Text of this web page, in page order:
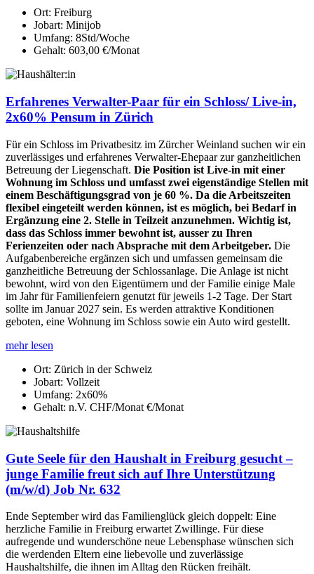
Ort: Freiburg
Jobart: Minijob
Umfang: 8Std/Woche
Gehalt: 603,00 €/Monat
Erfahrenes Verwalter-Paar für ein Schloss/ Live-in,
2x60% Pensum in Zürich
Für ein Schloss im Privatbesitz im Zürcher Weinland suchen wir ein
zuverlässiges und erfahrenes Verwalter-Ehepaar zur ganzheitlichen
Betreuung der Liegenschaft. Die Position ist Live-in mit einer
Wohnung im Schloss und umfasst zwei eigenständige Stellen mit
einem Beschäftigungsgrad von je 60 %. Da die Arbeitszeiten
flexibel eingeteilt werden können, ist es möglich, bei Bedarf in
Ergänzung eine 2. Stelle in Teilzeit anzunehmen. Wichtig ist,
dass das Schloss immer bewohnt ist, ausser zu Ihren
Ferienzeiten oder nach Absprache mit dem Arbeitgeber. Die
Aufgabenbereiche ergänzen sich und umfassen gemeinsam die
ganzheitliche Betreuung der Schlossanlage. Die Anlage ist nicht
bewohnt, wird von den Eigentümern und der Familie einige Male
im Jahr für Familienfeiern genutzt für jeweils 1-2 Tage. Der Start
sollte im Januar 2027 sein. Es werden attraktive Konditionen
geboten, eine Wohnung im Schloss sowie ein Auto wird gestellt.
mehr lesen
Ort: Zürich in der Schweiz
Jobart: Vollzeit
Umfang: 2x60%
Gehalt: n.V. CHF/Monat €/Monat
Gute Seele für den Haushalt in Freiburg gesucht –
junge Familie freut sich auf Ihre Unterstützung
(m/w/d) Job Nr. 632
Ende September wird das Familienglück gleich doppelt: Eine
herzliche Familie in Freiburg erwartet Zwillinge. Für diese
aufregende und wunderschöne neue Lebensphase wünschen sich
die werdenden Eltern eine liebevolle und zuverlässige
Haushaltshilfe, die ihnen im Alltag den Rücken freihält.